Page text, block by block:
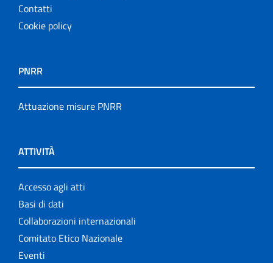
Contatti
Cookie policy
PNRR
Attuazione misure PNRR
ATTIVITÀ
Accesso agli atti
Basi di dati
Collaborazioni internazionali
Comitato Etico Nazionale
Eventi